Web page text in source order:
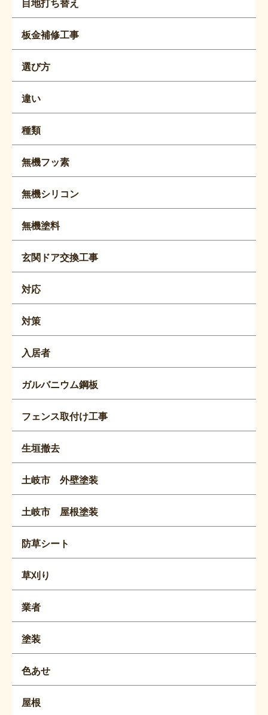
目地打ち替え
板金補修工事
選び方
違い
種類
無機フッ素
無機シリコン
無機塗料
玄関ドア交換工事
対応
対策
入居者
ガルバニウム鋼板
フェンス取付け工事
生垣撤去
土岐市 外壁塗装
土岐市 屋根塗装
防草シート
草刈り
業者
塗装
色あせ
屋根